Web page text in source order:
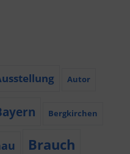
Autor
Bergkirchen
Brauch